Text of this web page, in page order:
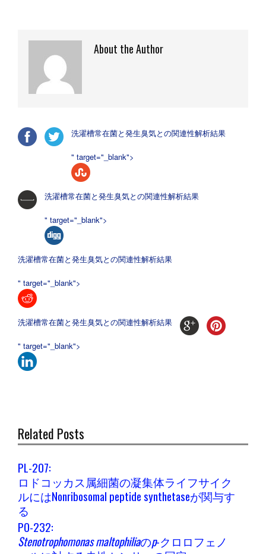
About the Author
洗濯槽常在菌と発生臭気との関連性解析結果
" target="_blank">
洗濯槽常在菌と発生臭気との関連性解析結果
" target="_blank">
洗濯槽常在菌と発生臭気との関連性解析結果
" target="_blank">
洗濯槽常在菌と発生臭気との関連性解析結果
" target="_blank">
Related Posts
PL-207:
ロドコッカス属細菌の凝集体ライフサイク
ルにはNonribosomal peptide synthetaseが関与す
る
PO-232:
Stenotrophomonas maltophiliaのp-クロロフェノ